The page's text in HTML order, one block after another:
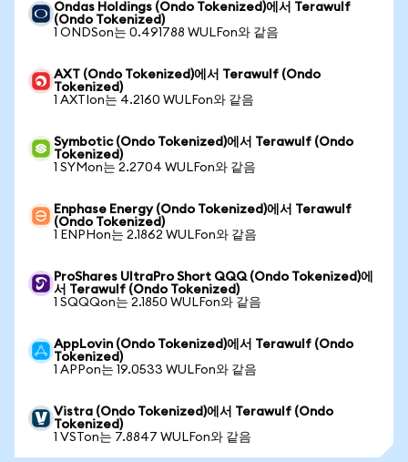
Ondas Holdings (Ondo Tokenized)에서 Terawulf
(Ondo Tokenized)
1 ONDSon는 0.491788 WULFon와 같음
AXT (Ondo Tokenized)에서 Terawulf (Ondo
Tokenized)
1 AXTIon는 4.2160 WULFon와 같음
Symbotic (Ondo Tokenized)에서 Terawulf (Ondo
Tokenized)
1 SYMon는 2.2704 WULFon와 같음
Enphase Energy (Ondo Tokenized)에서 Terawulf
(Ondo Tokenized)
1 ENPHon는 2.1862 WULFon와 같음
ProShares UltraPro Short QQQ (Ondo Tokenized)에
서 Terawulf (Ondo Tokenized)
1 SQQQon는 2.1850 WULFon와 같음
AppLovin (Ondo Tokenized)에서 Terawulf (Ondo
Tokenized)
1 APPon는 19.0533 WULFon와 같음
Vistra (Ondo Tokenized)에서 Terawulf (Ondo
Tokenized)
1 VSTon는 7.8847 WULFon와 같음